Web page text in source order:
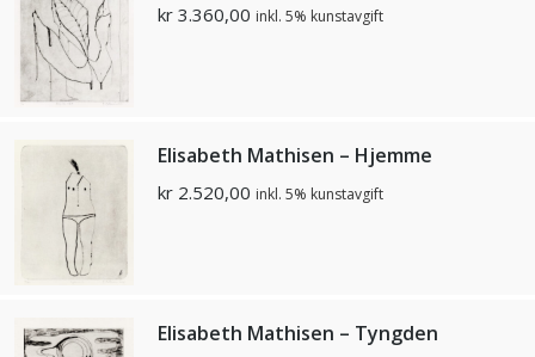
kr 3.360,00 inkl. 5% kunstavgift
Elisabeth Mathisen – Hjemme
kr 2.520,00 inkl. 5% kunstavgift
Elisabeth Mathisen – Tyngden